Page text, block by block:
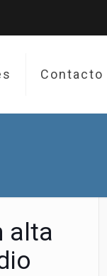
Contacto
alta